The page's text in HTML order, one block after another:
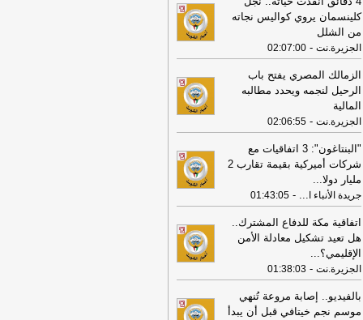
في جرمانا السورية
جريدة الراي
16:53
الكويت تدين وتستنكر تفجير حافلة
في مدينة جرمانا السورية
16:53
وزير التربية يصدر قراراً بإلغاء
التعليمي للمدرسة الإيرانية
وإغلاقها-جريدة الأنباء الكويتية
16:53
خريطة عمل لتعزيز دور الشباب في
التنمية والسلام
جريدة الأنباء الكويتية
16:32
الكويت تدين وتستنكر بشدة
ميليشيا الحوثي على نجران وتؤكد
المطلق مع السعودية
جريدة الراي
16:05
الكويت تدين وتستنكر بشدة
ميليشيا الحوثي على نجران وتؤكد
15:34
سفيرنا بالمملكة المتحدة: دعم
كلينسمان يروي كواليس نجاته
من الشلل
الجزيرة.نت -
02:07:00
الزمالك المصري يفتح باب
الرحيل لنجمه ويحدد مطالبه
المالية
الجزيرة.نت -
02:06:55
"البنتاغون": 3 اتفاقيات مع
شركات أميركية بقيمة تقارب 2
مليار دولا...
جريدة الأنباء ا ...
-
01:43:05
اتفاقية مكة للدفاع المشترك..
هل تعيد تشكيل معادلة الأمن
الإقليمي؟...
الجزيرة.نت -
01:38:03
بالفيديو.. إصابة مروعة تُنهي
موسم نجم خيتافي قبل أن يبدأ